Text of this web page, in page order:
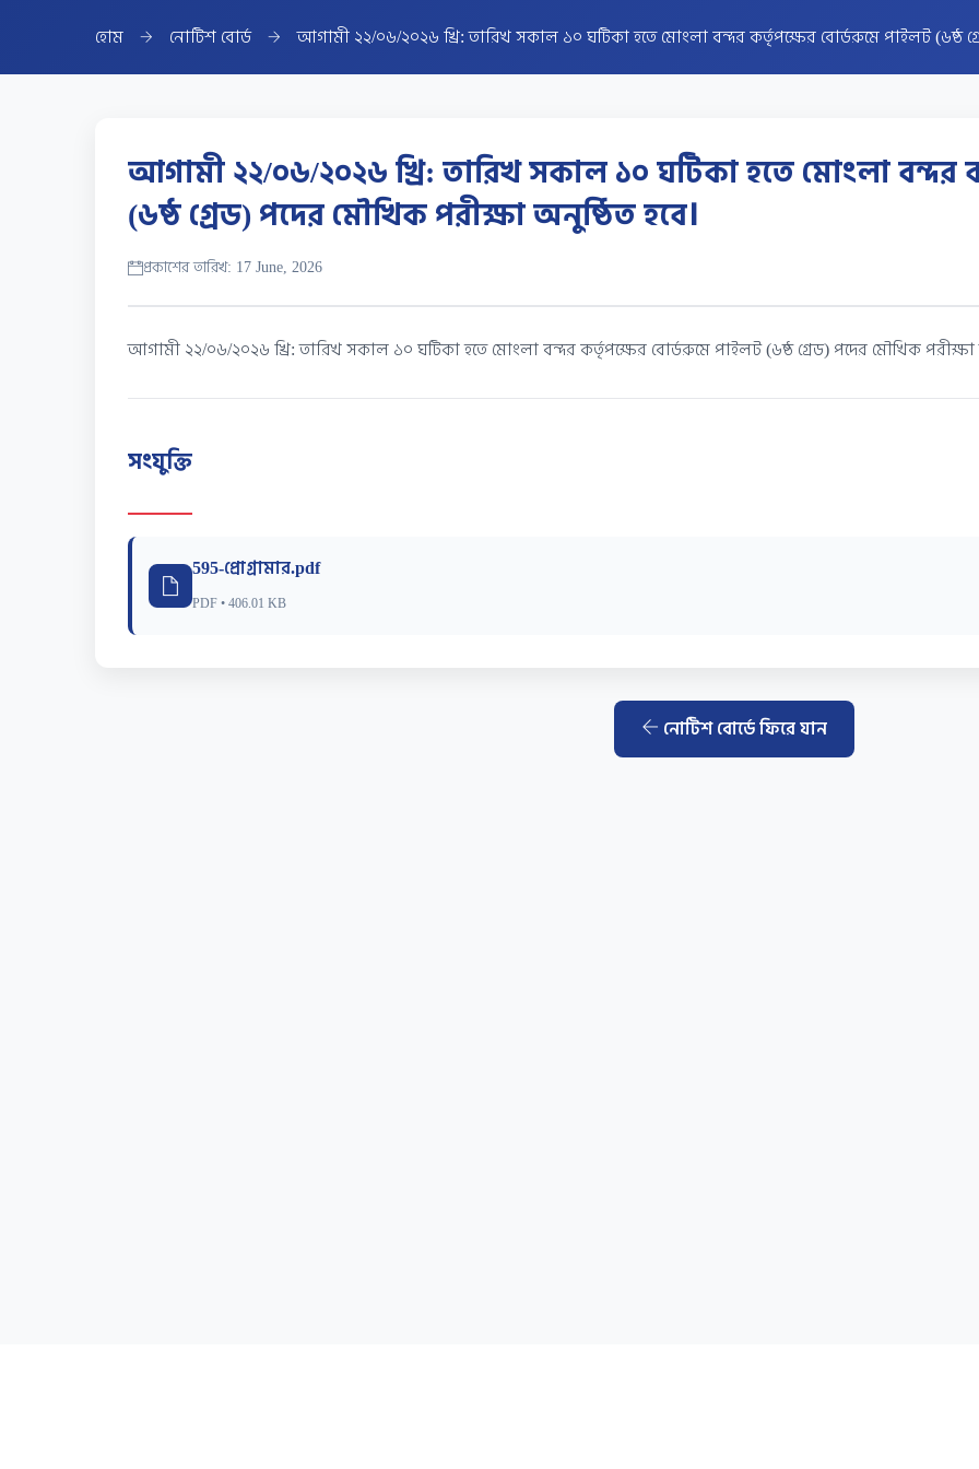
হোম নোটিশ বোর্ড আগামী ২২/০৬/২০২৬ খ্রি: তারিখ সকাল ১০ ঘটিকা হতে মোংলা বন্দর কর্তৃপক্ষের বোর্ডরুমে পাইলট (৬ষ্ঠ
আগামী ২২/০৬/২০২৬ খ্রি: তারিখ সকাল ১০ ঘটিকা হতে মোংলা বন্দর
(৬ষ্ঠ গ্রেড) পদের মৌখিক পরীক্ষা অনুষ্ঠিত হবে।
প্রকাশের তারিখ: 17 June, 2026
আগামী ২২/০৬/২০২৬ খ্রি: তারিখ সকাল ১০ ঘটিকা হতে মোংলা বন্দর কর্তৃপক্ষের বোর্ডরুমে পাইলট (৬ষ্ঠ গ্রেড) পদের মৌখিক পরীক্ষা
সংযুক্তি
595-প্রোগ্রামার.pdf
PDF • 406.01 KB
নোটিশ বোর্ডে ফিরে যান